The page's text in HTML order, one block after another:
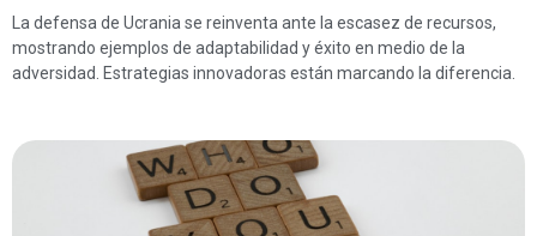
La defensa de Ucrania se reinventa ante la escasez de recursos,
mostrando ejemplos de adaptabilidad y éxito en medio de la
adversidad. Estrategias innovadoras están marcando la diferencia.